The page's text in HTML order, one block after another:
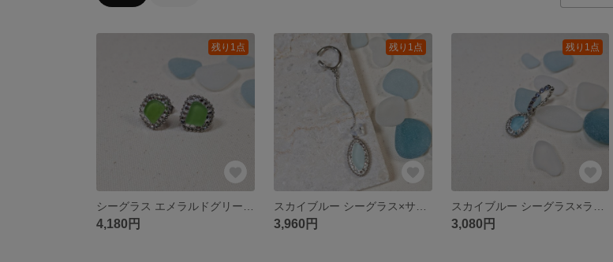
残り1点
4,180円
残り1点
3,960円
残り1点
3,080円